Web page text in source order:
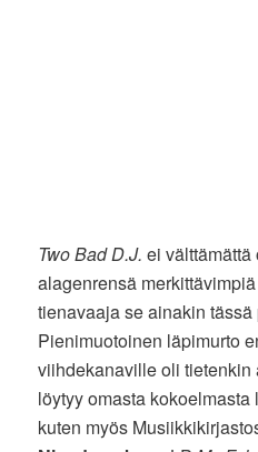
Two Bad D.J. ei välttämättä
alagenrensä
tienavaaja se ainakin
Pienimuotoinen läpimurto
viihdekanaville oli tietenkin
löytyy omasta
kuten myös